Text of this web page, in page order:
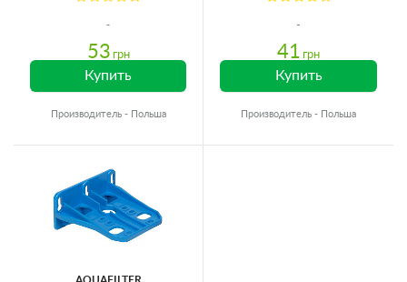
53 грн
Купить
Производитель - Польша
41 грн
Купить
Производитель - Польша